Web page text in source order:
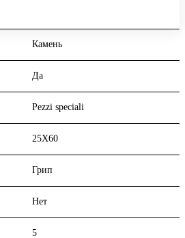
Камень
Да
Pezzi speciali
25X60
Грип
Нет
5